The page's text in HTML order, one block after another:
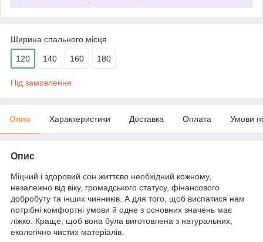
Ширина спального місця
120 140 160 180
Під замовлення
Опис Характеристики Доставка Оплата Умови
Опис
Міцний і здоровий сон життєво необхідний кожному,
незалежно від віку, громадського статусу, фінансового
добробуту та інших чинників. А для того, щоб виспатися нам
потрібні комфортні умови й одне з основних значень має
ліжко. Краще, щоб вона була виготовлена з натуральних,
екологічно чистих матеріалів.